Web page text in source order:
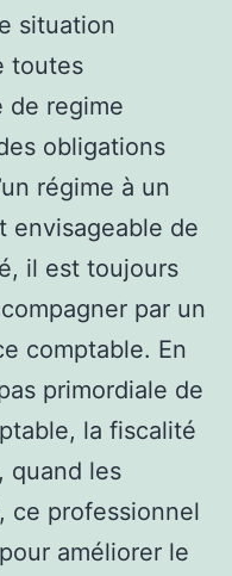
situation
toutes
de regime
obligations
régime à un
envisageable de
il est toujours
par un
comptable. En
primordiale de
la fiscalité
quand les
ce professionnel
améliorer le